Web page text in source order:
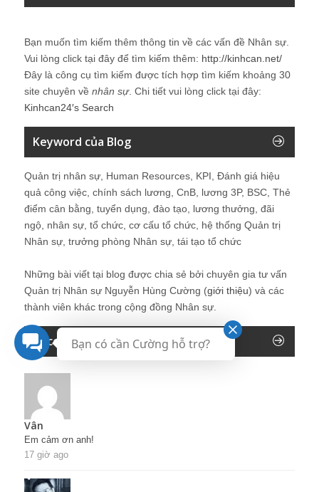
Bạn muốn tìm kiếm thêm thông tin về các vấn đề Nhân sự
Vui lòng click tại đây để tìm kiếm thêm: http://kinhcan.net/
Đây là công cụ tìm kiếm được tích hợp tìm kiếm khoảng 30
site chuyên về nhân sự. Chi tiết vui lòng click tại đây:
Kinhcan24′s Search
Keyword của Blog
Quản trị nhân sự, Human Resources, KPI, Đánh giá hiệu
quả công việc, chính sách lương, CnB, lương 3P, BSC, Thẻ
điểm cân bằng, tuyển dụng, đào tạo, lương thưởng, đãi
ngộ, nhân sự, tổ chức, cơ cấu tổ chức, hệ thống Quản trị
Nhân sự, trưởng phòng Nhân sự, tái tạo tổ chức
Những bài viết tại blog được chia sẻ bởi chuyên gia tư vấn
Quản trị Nhân sự Nguyễn Hùng Cường (giới thiệu) và các
thành viên khác trong cộng đồng Nhân sự.
Recent Comments
Vân
Em cảm ơn anh!
17 giờ ago
Bạn có cần Cường hỗ trợ?